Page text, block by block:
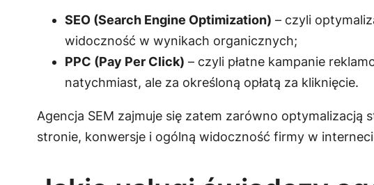
SEO (Search Engine Optimization) – czyli
widoczność w wynikach organicznych;
PPC (Pay Per Click) – czyli płatne kampanie
natychmiast, ale za określoną opłatą za kliknięcie.
Agencja SEM zajmuje się zatem zarówno
stronie, konwersje i ogólną widoczność firmy w